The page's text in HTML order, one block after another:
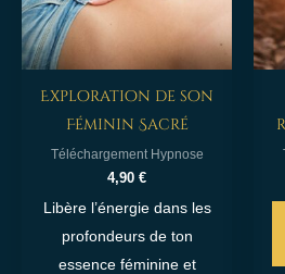
Exploration de son
Féminin Sacré
Téléchargement Hypnose
4,90 €
Libère l’énergie dans les
profondeurs de ton
essence féminine et